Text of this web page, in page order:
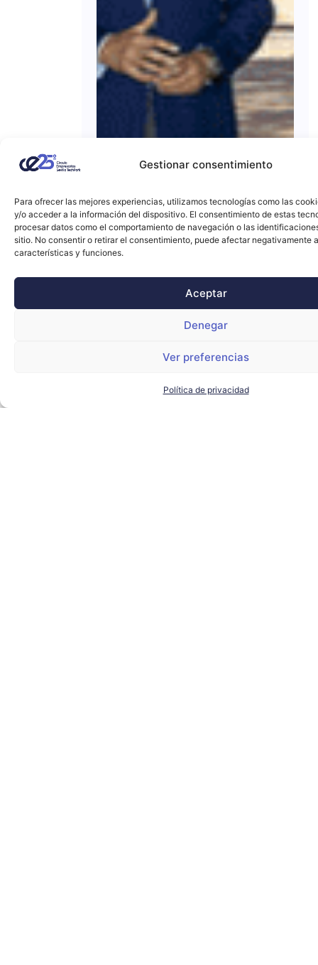
Gestionar consentimiento
Para ofrecer las mejores experiencias, utilizamos tecnologías como las
y/o acceder a la información del dispositivo. El consentimiento de estas
procesar datos como el comportamiento de navegación o las
sitio. No consentir o retirar el consentimiento, puede afectar negativamente
características y funciones.
Aceptar
Denegar
Ver preferencias
Política de privacidad